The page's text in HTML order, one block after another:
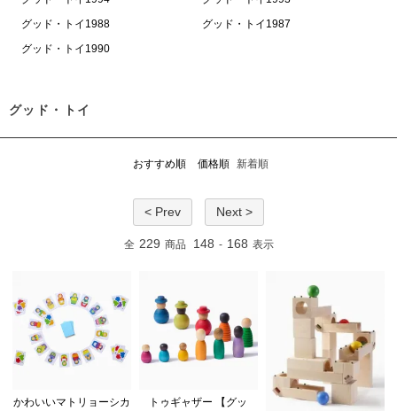
グッド・トイ1988
グッド・トイ1987
グッド・トイ1990
グッド・トイ
おすすめ順 価格順 新着順
< Prev Next >
全 229 商品 148 - 168 表示
かわいいマトリョーシカ
トゥギャザー 【グッ